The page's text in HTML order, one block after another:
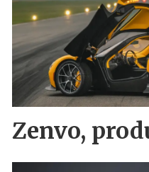
Zenvo,